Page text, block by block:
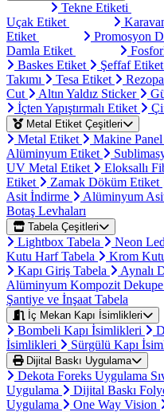
Tekne Etiketi
Uçak Etiket
Etiket
Promosyon
Damla Etiket
Baskes Etiket
Şeffaf Etiket
Takımı
Tesa Etiket
Cut
Altın Yaldız Sticker
İçten Yapıştırmalı Etiket
Metal Etiket Çeşitleri
Metal Etiket Makine
Alüminyum Etiket
UV Metal Etiket
Eloksallı
Etiket
Zamak Döküm Etiket
Asit İndirme
Alüminyum
Botaş Levhaları
Tabela Çeşitleri
Lightbox Tabela Neon
Kutu Harf Tabela
Krom
Kapı Giriş Tabela
Aynalı
Alüminyum Kompozit Dekupe
Şantiye ve İnşaat Tabela
İç Mekan Kapı İsimlikleri
Bombeli Kapı İsimlikleri
İsimlikleri
Sürgülü Kapı
Dijital Baskı Uygulama
Dekota Foreks Uygulama
Uygulama
Dijital Baskı
Uygulama
One Way Vision